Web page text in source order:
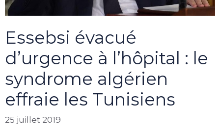
Essebsi évacué
d’urgence à l’hôpital : le
syndrome algérien
effraie les Tunisiens
25 juillet 2019